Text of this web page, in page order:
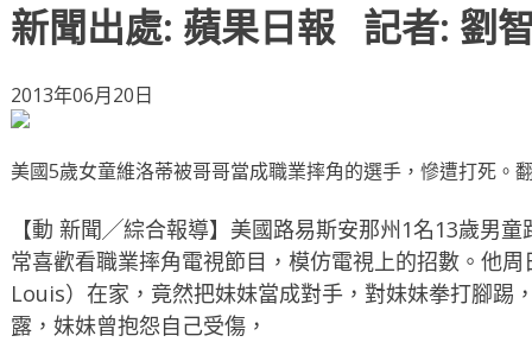
新聞出處: 蘋果日報 記者: 劉
2013年06月20日
美國5歲女童維洛蒂被哥哥當成職業摔角的選手，慘遭打死。
【動 新聞╱綜合報導】美國路易斯安那州1名13歲男
常喜歡看職業摔角電視節目，模仿電視上的招數。他
Louis）在家，竟然把妹妹當成對手，對妹妹拳打腳踢
露，妹妹曾抱怨自己受傷，